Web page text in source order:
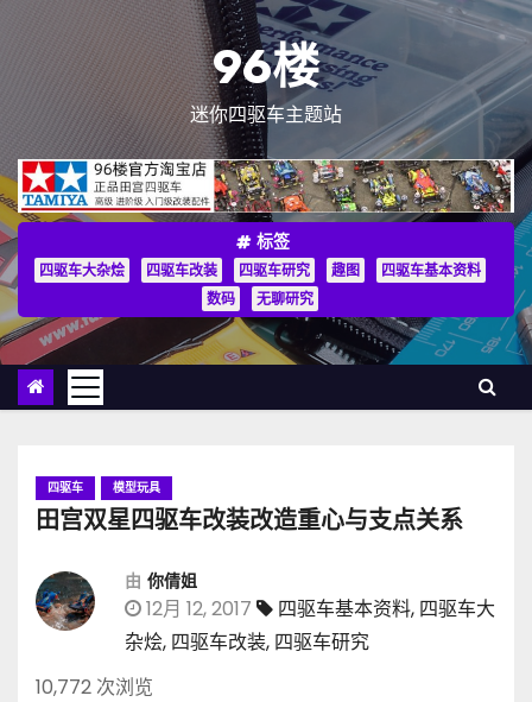
96楼
迷你四驱车主题站
标签
四驱车大杂烩 四驱车改装 四驱车研究 趣图
四驱车基本资料
数码
无聊研究
四驱车 模型玩具
田宫双星四驱车改装改造重心与支点关系
由 你倩姐
12月 12, 2017 四驱车基本资料, 四驱车大
杂烩, 四驱车改装, 四驱车研究
10,772 次浏览